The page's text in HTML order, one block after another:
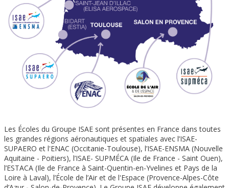
Les Écoles du Groupe ISAE sont présentes en France dans toutes
les grandes régions aéronautiques et spatiales avec l’ISAE-
SUPAERO et l'ENAC (Occitanie-Toulouse), l’ISAE-ENSMA (Nouvelle
Aquitaine - Poitiers), l’ISAE- SUPMÉCA (Ile de France - Saint Ouen),
l’ESTACA (Ile de France à Saint-Quentin-en-Yvelines et Pays de la
Loire à Laval), l’École de l’Air et de l'Espace (Provence-Alpes-Côte